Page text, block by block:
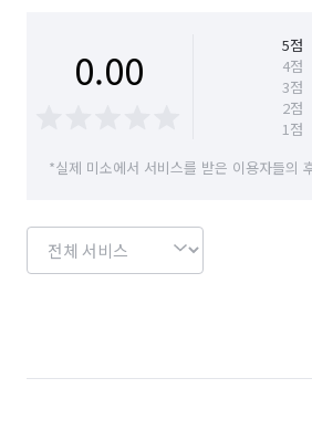
0.00 5점
4점
3점
2점
1점
*실제 미소에서 서비스를 받은 이용자들의